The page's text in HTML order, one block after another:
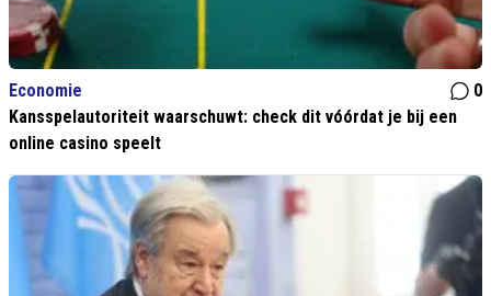
Economie
0
Kansspelautoriteit waarschuwt: check dit vóórdat je bij een
online casino speelt